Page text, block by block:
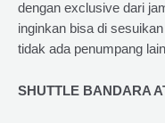
dengan exclusive dari
inginkan bisa di
tidak ada penumpang
SHUTTLE BANDARA